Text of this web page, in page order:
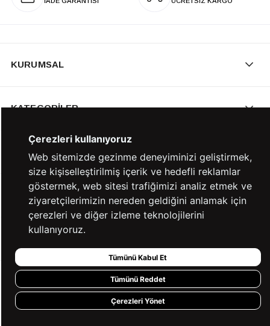
KURUMSAL
KATEGORİLER
YARDIM
BİZE ULAŞIN
HIZLI ERİŞİM
KVKK ve GİZLİLİK
Çerezleri kullanıyoruz
Web sitemizde gezinme deneyiminizi geliştirmek,
size kişiselleştirilmiş içerik ve hedefli reklamlar
göstermek, web sitesi trafiğimizi analiz etmek ve
ziyaretçilerimizin nereden geldiğini anlamak için
çerezleri ve diğer izleme teknolojilerini
kullanıyoruz.
Tümünü Kabul Et
Tümünü Reddet
Çerezleri Yönet